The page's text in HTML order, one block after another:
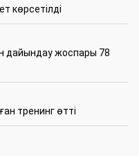
көрсетілді
дайындау жоспары 78
тренинг өтті